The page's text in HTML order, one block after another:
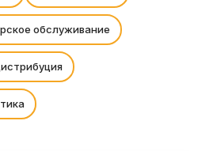
обслуживание